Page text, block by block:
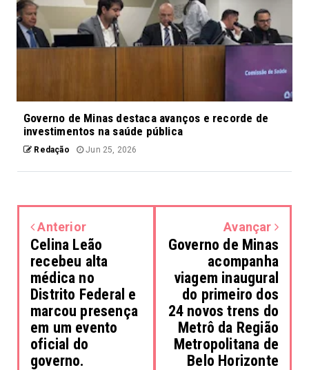
Governo de Minas destaca avanços e recorde de
investimentos na saúde pública
Redação Jun 25, 2026
Anterior
Celina Leão
recebeu alta
médica no
Distrito Federal e
marcou presença
em um evento
oficial do
governo.
Avançar
Governo de Minas
acompanha
viagem inaugural
do primeiro dos
24 novos trens do
Metrô da Região
Metropolitana de
Belo Horizonte